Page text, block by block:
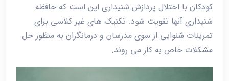
کودکان با اختلال پردازش شنیداری این است که حافظه
شنیداری آنها تقویت شود. تکنیک های غیر کلاسی برای
تمرینات شنوایی از سوی مدرسان و درمانگران به منظور حل
مشکلات خاص به کار می روند.